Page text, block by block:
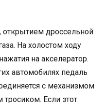
открытием дроссельной
На холостом ходу
на акселератор.
автомобилях педаль
с механизмом
Если этот